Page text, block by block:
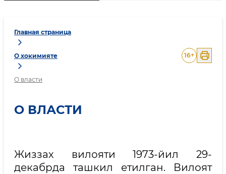
Главная страница
О хокимияте
О власти
16+
О ВЛАСТИ
Жиззах вилояти 1973-йил 29-
декабрда ташкил етилган. Вилоят